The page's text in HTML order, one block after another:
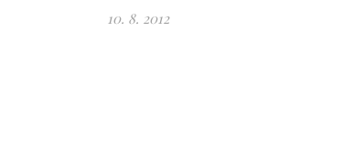
10. 8. 2012